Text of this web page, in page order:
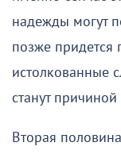
надежды могут
позже придется
истолкованные
станут
Вторая